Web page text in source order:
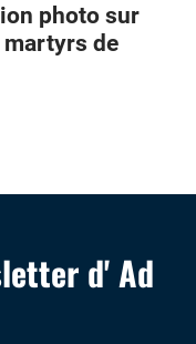
photo sur
martyrs de
d' Ad